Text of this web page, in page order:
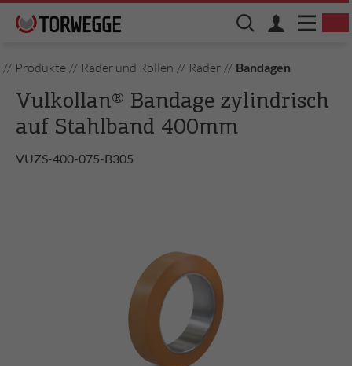
// Produkte // Räder und Rollen // Räder // Bandagen
Vulkollan® Bandage zylindrisch
auf Stahlband 400mm
VUZS-400-075-B305